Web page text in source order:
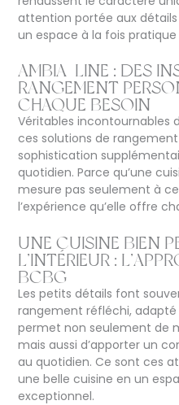
attention portée aux
un espace à la fois
AMBIA-LINE : DES
RANGEMENT
CHAQUE BESOIN
Véritables incontournables
ces solutions de
sophistication
quotidien. Parce qu’une
mesure pas seulement à
l’expérience qu’elle offre
UNE CUISINE BIEN
L’INTÉRIEUR :
BCBG
Les petits détails font
rangement réfléchi,
permet non seulement de
mais aussi d’apporter un
au quotidien. Ce sont ces
une belle cuisine en un
exceptionnel.